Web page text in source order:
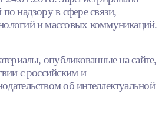
надзору в сфере связи,
и массовых коммуникаций.
опубликованные на сайте,
с российским и
об интеллектуальной